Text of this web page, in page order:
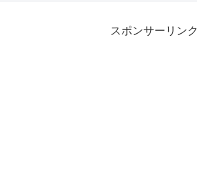
スポンサーリンク